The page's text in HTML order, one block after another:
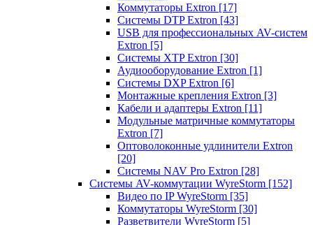
Коммутаторы Extron [17]
Системы DTP Extron [43]
USB для профессиональных AV-систем
Extron [5]
Системы XTP Extron [30]
Аудиооборудование Extron [1]
Системы DXP Extron [6]
Монтажные крепления Extron [3]
Кабели и адаптеры Extron [11]
Модульные матричные коммутаторы
Extron [7]
Оптоволоконные удлинители Extron
[20]
Системы NAV Pro Extron [28]
Системы AV-коммутации WyreStorm [152]
Видео по IP WyreStorm [35]
Коммутаторы WyreStorm [30]
Разветвители WyreStorm [5]